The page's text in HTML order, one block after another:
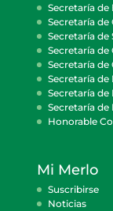
Secretaría
Secretaría de
Secretaría de
Secretaría
Secretaría de
Secretaría de
Secretaría de
Secretaría
Honorable
Mi Merlo
Suscribirse
Noticias